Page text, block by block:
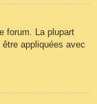
forum. La plupart
appliquées avec